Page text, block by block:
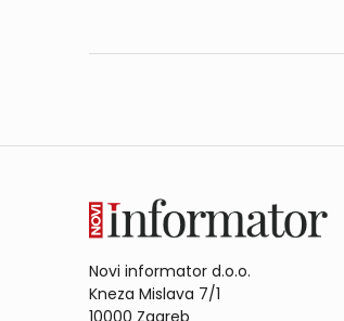
Novi informator d.o.o.
Kneza Mislava 7/1
10000 Zagreb